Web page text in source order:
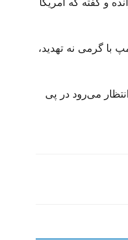
با گرمی نه تهدید،
می‌رود در پی